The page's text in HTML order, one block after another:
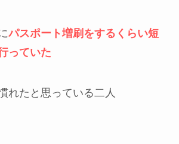
パスポート増刷をするくらい短
っていた
れたと思っている二人